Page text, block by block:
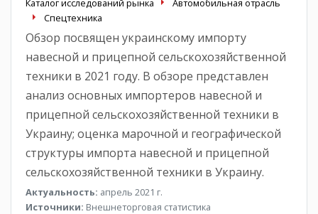
Каталог исследований рынка
Автомобильная отрасль
Спецтехника
Обзор посвящен украинскому импорту
навесной и прицепной сельскохозяйственной
техники в 2021 году. В обзоре представлен
анализ основных импортеров навесной и
прицепной сельскохозяйственной техники в
Украину; оценка марочной и географической
структуры импорта навесной и прицепной
сельскохозяйственной техники в Украину.
Актуальность: апрель 2021 г.
Источники: Внешнеторговая статистика